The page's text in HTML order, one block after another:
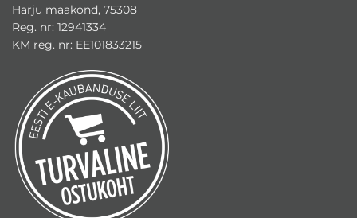
Harju maakond, 75308
Reg. nr: 12941334
KM reg. nr: EE101833215